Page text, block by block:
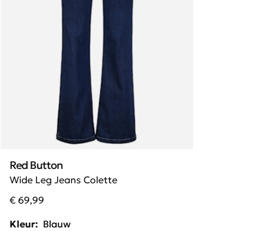
Wide Leg Jeans Colette
Red Button
€ 69,99
Kleur: Blauw